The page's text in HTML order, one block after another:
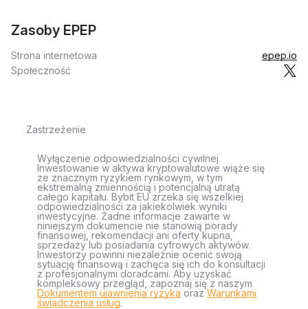
Zasoby EPEP
Strona internetowa
epep.io
Społeczność
Zastrzeżenie
Wyłączenie odpowiedzialności cywilnej
Inwestowanie w aktywa kryptowalutowe wiąże się
ze znacznym ryzykiem rynkowym, w tym
ekstremalną zmiennością i potencjalną utratą
całego kapitału. Bybit EU zrzeka się wszelkiej
odpowiedzialności za jakiekolwiek wyniki
inwestycyjne. Żadne informacje zawarte w
niniejszym dokumencie nie stanowią porady
finansowej, rekomendacji ani oferty kupna,
sprzedaży lub posiadania cyfrowych aktywów.
Inwestorzy powinni niezależnie ocenić swoją
sytuację finansową i zachęca się ich do konsultacji
z profesjonalnymi doradcami. Aby uzyskać
kompleksowy przegląd, zapoznaj się z naszym
Dokumentem ujawnienia ryzyka orazWarunkami
świadczenia usług.